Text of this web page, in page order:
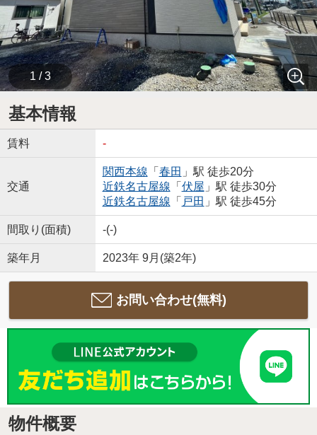
1 / 3
基本情報
賃料 -
交通
関西本線 「 春田 」駅 徒歩20分
近鉄名古屋線 「 伏屋 」駅 徒歩30分
近鉄名古屋線 「 戸田 」駅 徒歩45分
間取り(面積) -(-)
築年月 2023年 9月(築2年)
お問い合わせ(無料)
物件概要